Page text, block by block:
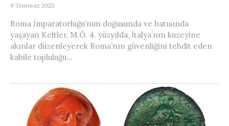
9 Temmuz 2023
Roma İmparatorluğu’nun doğusunda ve batısında
yaşayan Keltler, M.Ö. 4. yüzyılda, İtalya’nın kuzeyine
akınlar düzenleyerek Roma’nın güvenliğini tehdit eden
kabile topluluğu...